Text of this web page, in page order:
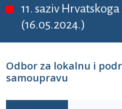
11. saziv
(16.05.2024.)
Odbor za lokalnu i
samoupravu